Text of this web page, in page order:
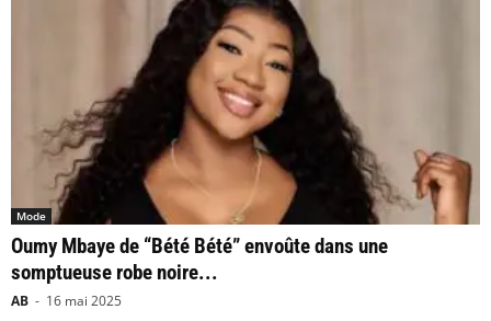
Mode
Oumy Mbaye de “Bété Bété” envoûte dans une
somptueuse robe noire...
AB - 16 mai 2025